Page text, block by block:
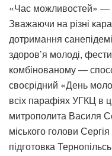
«Час можливостей» ―
Зважаючи на різні
дотримання
здоров’я молоді,
комбінованому ―
своєрідний «День
всіх парафіях УГКЦ в
митрополита Василя
міського голови
підготовка